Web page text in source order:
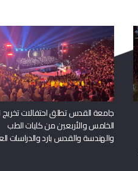
جامعة القدس تطلق احتفالات تخريج
الخامس والأربعين من كليات الطب
والهندسة والقدس بارد والدراسات